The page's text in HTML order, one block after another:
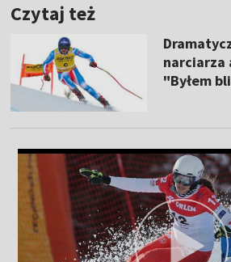
Czytaj też
narciarza
"Byłem